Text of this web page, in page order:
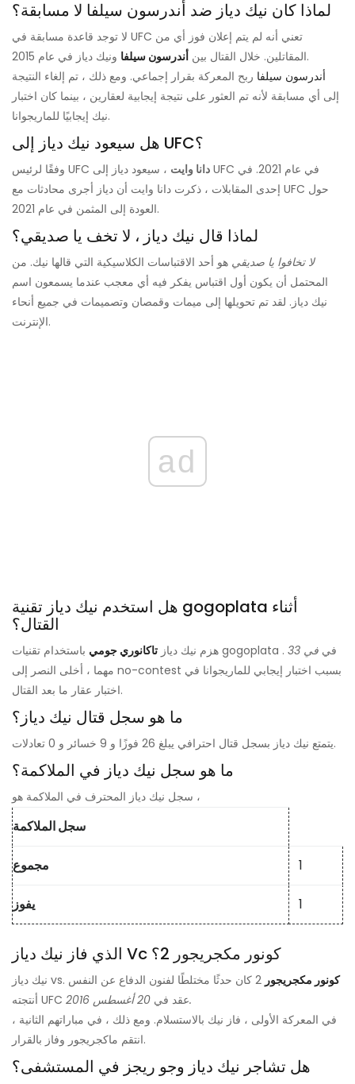
لماذا كان نيك دياز ضد أندرسون سيلفا لا مسابقة؟
لا توجد قاعدة مسابقة في UFC تعني أنه لم يتم إعلان فوز أي من
المقاتلين. خلال القتال بين أندرسون سيلفا
ونيك دياز في عام 2015.
أندرسون سيلفا ربح المعركة بقرار إجماعي. ومع ذلك ، تم إلغاء النتيجة
إلى أي مسابقة لأنه تم العثور على نتيجة إيجابية لعقارين ، بينما كان اختبار
نيك إيجابيًا للماريجوانا.
هل سيعود نيك دياز إلى UFC؟
وفقًا لرئيس UFC دانا وايت ، سيعود دياز إلى UFC في عام 2021. في
إحدى المقابلات ، ذكرت دانا وايت أن دياز أجرى محادثات مع UFC حول
العودة إلى المثمن في عام 2021.
لماذا قال نيك دياز ، لا تخف يا صديقي؟
لا تخافوا يا صديقي هو أحد الاقتباسات الكلاسيكية التي قالها نيك. من
المحتمل أن يكون أول اقتباس يفكر فيه أي معجب عندما يسمعون اسم
نيك دياز. لقد تم تحويلها إلى ميمات وقمصان وتصميمات في جميع أنحاء
الإنترنت.
ad
هل استخدم نيك دياز تقنية gogoplata أثناء
القتال؟
هزم نيك دياز تاكانوري جومي باستخدام تقنيات gogoplata في في 33
.
مهما ، أخلى النصر إلى no-contest بسبب اختبار إيجابي للماريجوانا في
اختبار عقار ما بعد القتال.
ما هو سجل قتال نيك دياز؟
يتمتع نيك دياز بسجل قتال احترافي يبلغ 26 فوزًا و 9 خسائر و 0 تعادلات.
ما هو سجل نيك دياز في الملاكمة؟
سجل نيك دياز المحترف في الملاكمة هو ،
سجل الملاكمة
مجموع 1
يفوز 1
الذي فاز نيك دياز Vc كونور مكجريجور
نيك دياز vs. كونور مكجريجور
2 كان حدثًا مختلطًا لفنون الدفاع عن النفس
أنتجته UFC عقد في20 أغسطس 2016.
في المعركة الأولى ، فاز نيك بالاستسلام. ومع ذلك ، في مباراتهم الثانية ،
انتقم ماكجريجور وفاز بالقرار.
هل تشاجر نيك دياز وجو ريجز في المستشفى؟